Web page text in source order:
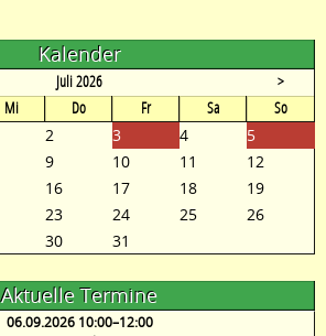
Kalender
Juli 2026
>
Mittwoch Donnerstag Freitag Samstag Sonntag
2 3 4
5
9 10 11
12
16 17 18
19
23 24 25
26
30 31
Aktuelle Termine
06.09.2026 10:00–12:00